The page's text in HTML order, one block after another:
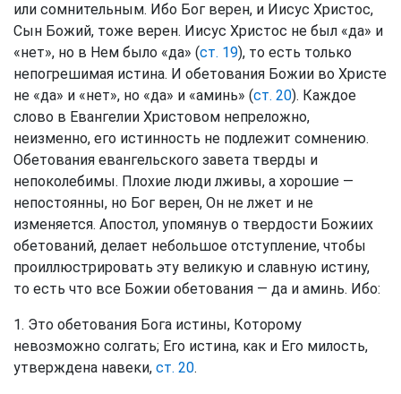
или сомнительным. Ибо Бог верен, и Иисус Христос,
Сын Божий, тоже верен. Иисус Христос не был «да» и
«нет», но в Нем было «да» (ст. 19), то есть только
непогрешимая истина. И обетования Божии во Христе
не «да» и «нет», но «да» и «аминь» (ст. 20). Каждое
слово в Евангелии Христовом непреложно,
неизменно, его истинность не подлежит сомнению.
Обетования евангельского завета тверды и
непоколебимы. Плохие люди лживы, а хорошие —
непостоянны, но Бог верен, Он не лжет и не
изменяется. Апостол, упомянув о твердости Божиих
обетований, делает небольшое отступление, чтобы
проиллюстрировать эту великую и славную истину,
то есть что все Божии обетования — да и аминь. Ибо:
1. Это обетования Бога истины, Которому
невозможно солгать; Его истина, как и Его милость,
утверждена навеки, ст. 20.